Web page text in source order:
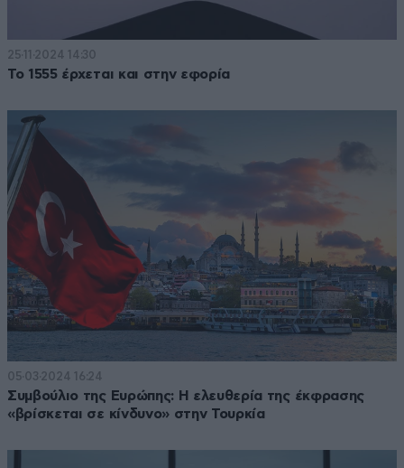
25·11·2024 14:30
Το 1555 έρχεται και στην εφορία
05·03·2024 16:24
Συμβούλιο της Ευρώπης: Η ελευθερία της έκφρασης
«βρίσκεται σε κίνδυνο» στην Τουρκία